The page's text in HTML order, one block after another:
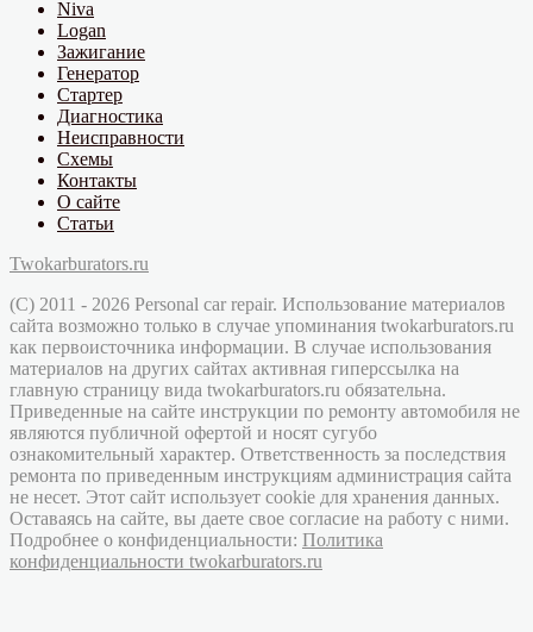
Niva
Logan
Зажигание
Генератор
Стартер
Диагностика
Неисправности
Схемы
Контакты
О сайте
Статьи
Twokarburators.ru
(C) 2011 - 2026 Personal car repair. Использование материалов
сайта возможно только в случае упоминания twokarburators.ru
как первоисточника информации. В случае использования
материалов на других сайтах активная гиперссылка на
главную страницу вида twokarburators.ru обязательна.
Приведенные на сайте инструкции по ремонту автомобиля не
являются публичной офертой и носят сугубо
ознакомительный характер. Ответственность за последствия
ремонта по приведенным инструкциям администрация сайта
не несет. Этот сайт использует cookie для хранения данных.
Оставаясь на сайте, вы даете свое согласие на работу с ними.
Подробнее о конфиденциальности: Политика
конфиденциальности twokarburators.ru